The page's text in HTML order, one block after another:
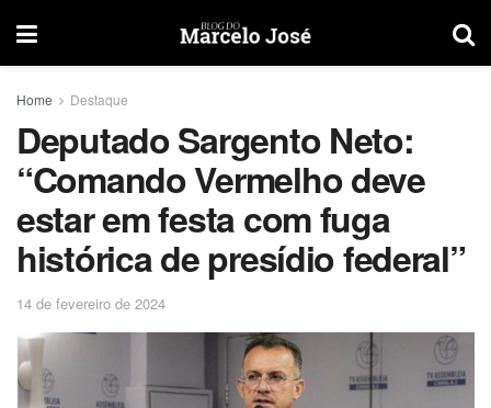
Home Destaque
Deputado Sargento Neto:
“Comando Vermelho deve
estar em festa com fuga
histórica de presídio federal”
14 de fevereiro de 2024